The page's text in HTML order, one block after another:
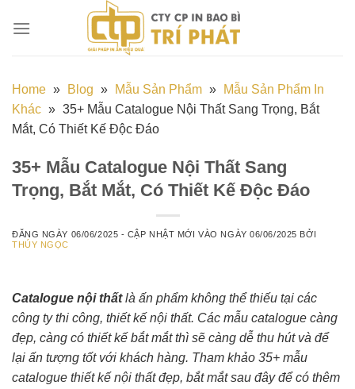
đến
Home » Blog » Mẫu Sản Phẩm »
Mẫu Sản Phẩm In
Khác » 35+ Mẫu Catalogue Nội Thất Sang Trọng, Bắt
Mắt, Có Thiết Kế Độc Đáo
35+ Mẫu Catalogue Nội Thất Sang
Trọng, Bắt Mắt, Có Thiết Kế Độc Đáo
ĐĂNG NGÀY 06/06/2025 - CẬP NHẬT MỚI VÀO NGÀY06/06/2025 BỞI
THÚY NGỌC
Catalogue nội thấtlà ấn phẩm không thể thiếu tại các
công ty thi công, thiết kế nội thất. Các mẫu catalogue càng
đẹp, càng có thiết kế bắt mắt thì sẽ càng dễ thu hút và để
lại ấn tượng tốt với khách hàng. Tham khảo 35+ mẫu
catalogue thiết kế nội thất đẹp, bắt mắt sau đây để có thêm